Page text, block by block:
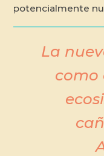
potencialmente
La
como